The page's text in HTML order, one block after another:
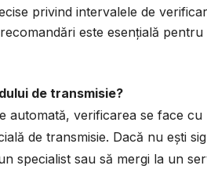
privind intervalele de
este esențială
de transmisie?
automată, verificarea se face
de transmisie. Dacă nu ești
specialist sau să mergi la un